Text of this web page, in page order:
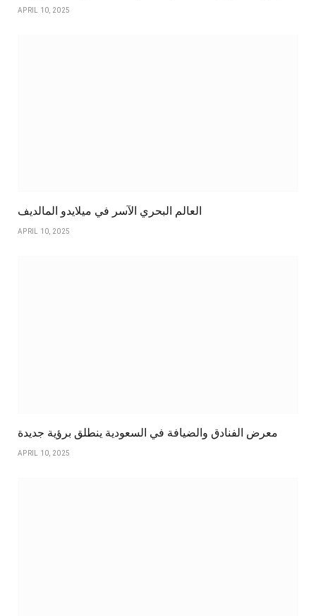
APRIL 10, 2025
العالم البحري الآسر في ميلايدو المالديف
APRIL 10, 2025
معرض الفنادق والضيافة في السعودية ينطلق برؤية جديدة
APRIL 10, 2025